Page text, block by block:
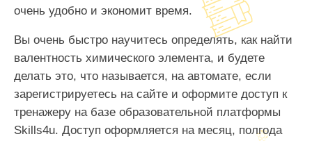
очень удобно и экономит время.
Вы очень быстро научитесь определять, как найти
валентность химического элемента, и будете
делать это, что называется, на автомате, если
зарегистрируетесь на сайте и оформите доступ к
тренажеру на базе образовательной платформы
Skills4u. Доступ оформляется на месяц, полгода